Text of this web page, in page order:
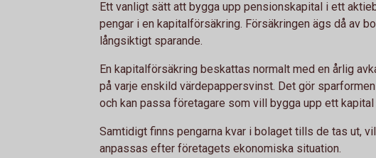
Ett vanligt sätt att bygga upp pensionskapital i ett
pengar i en kapitalförsäkring. Försäkringen ägs då av
långsiktigt sparande.
En kapitalförsäkring beskattas normalt med en årlig
på varje enskild värdepappersvinst. Det gör
och kan passa företagare som vill bygga upp ett kapital
Samtidigt finns pengarna kvar i bolaget tills de tas ut,
anpassas efter företagets ekonomiska situation.